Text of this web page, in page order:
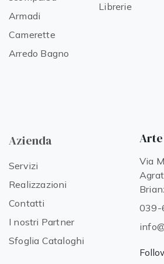
Armadi
Camerette
Arredo Bagno
Librerie
Azienda
Servizi
Realizzazioni
Contatti
I nostri Partner
Sfoglia Cataloghi
Arte
Via
039-